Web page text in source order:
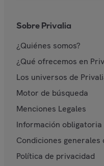
Sobre Privalia
¿Quiénes somos?
¿Qué ofrecemos en
Los universos de
Motor de búsqueda
Menciones Legales
Información obligatoria
Condiciones generales
Política de privacidad